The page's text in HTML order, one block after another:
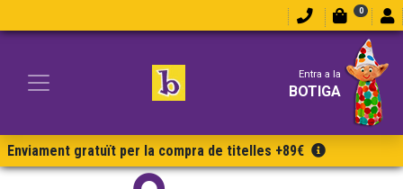
0
Entra a la
BOTIGA
Enviament gratuït per la compra de titelles +89€